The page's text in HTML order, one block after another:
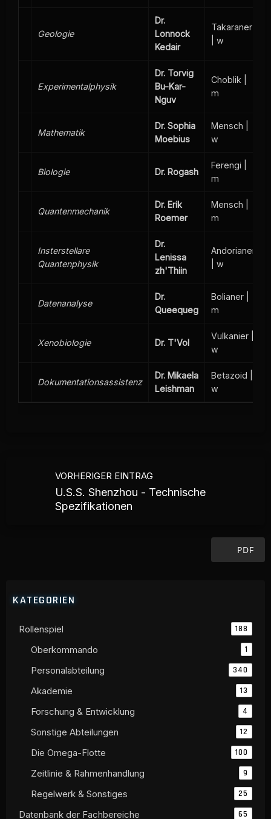
Geologie
Dr.
Lonnock
Kedair
Takaraner
| w
Experimentalphysik
Dr. Torvig
Bu-Kar-
Nguv
Choblik |
m
Mathematik
Dr. Sophia
Moebius
Mensch |
w
Biologie Dr. Rogash
Ferengi |
m
Quantenmechanik
Dr. Erik
Roemer
Mensch |
m
Insterstellare
Quantenphysik
Dr.
Lenissa
zh'Thiin
Andorianer
| w
Datenanalyse
Dr.
Queequeg
Bolianer |
m
Xenobiologie Dr. T'Vol
Vulkanier |
w
Dokumentationsassistenz
Dr. Mikaela
Leishman
Betazoid |
w
VORHERIGER EINTRAG
U.S.S. Shenzhou - Technische
Spezifikationen
PDF
KATEGORIEN
Rollenspiel 188
Oberkommando 1
Personalabteilung 340
Akademie 13
Forschung & Entwicklung 4
Sonstige Abteilungen 12
Die Omega-Flotte 100
Zeitlinie & Rahmenhandlung 9
Regelwerk & Sonstiges 25
Datenbank der Fachbereiche 65